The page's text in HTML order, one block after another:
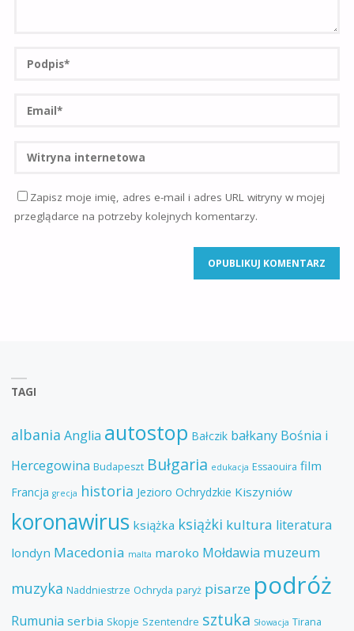
Zapisz moje imię, adres e-mail i adres URL witryny w mojej
przeglądarce na potrzeby kolejnych komentarzy.
TAGI
albania Anglia autostop Bałczik bałkany Bośnia i
Hercegowina Budapeszt Bułgaria edukacja Essaouira film
Francja grecja historia Jezioro Ochrydzkie Kiszyniów
koronawirus książka książki kultura literatura
londyn Macedonia malta maroko Mołdawia muzeum
muzyka Naddniestrze Ochryda paryż pisarze podróż
Rumunia serbia Skopje Szentendre sztuka Słowacja Tirana